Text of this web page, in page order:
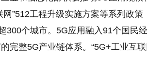
”512工程升级实施方案等系列政
300个城市。5G应用融入91个国民
完整5G产业链体系。“5G+工业互